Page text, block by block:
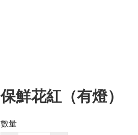
保鮮花紅（有燈）
數量